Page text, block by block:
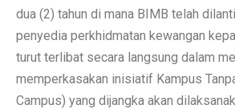
dua (2) tahun di mana BIMB telah
penyedia perkhidmatan kewangan
turut terlibat secara langsung dalam
memperkasakan inisiatif Kampus
Campus) yang dijangka akan